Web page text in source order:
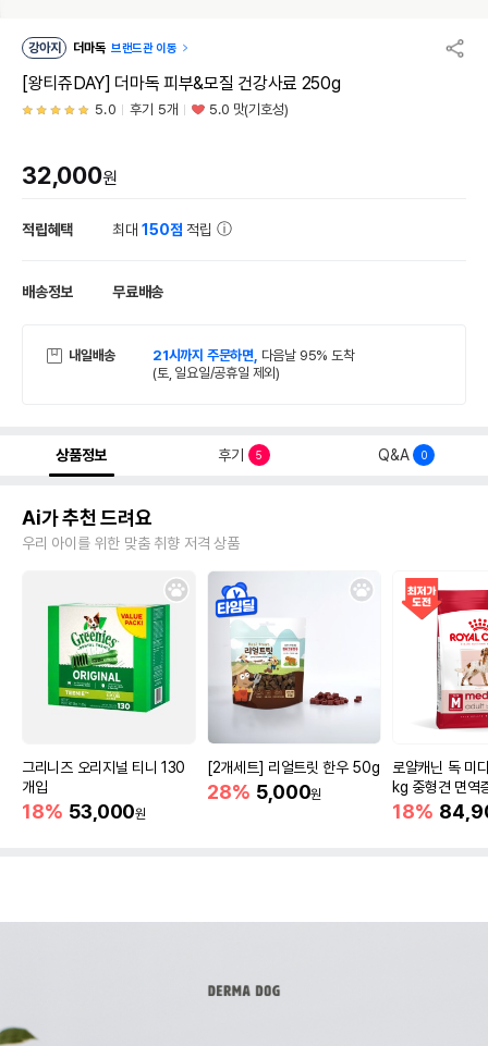
강아지 더마독 브랜드관 이동
[왕티쥬DAY] 더마독 피부&모질 건강사료 250g
5.0 후기 5개 5.0 맛(기호성)
32,000원
적립혜택 최대150점 적립
배송정보 무료배송
내일배송 21시까지 주문하면, 다음날 95% 도착
(토, 일요일/공휴일 제외)
상품정보 후기 5 Q&A 0
Ai가 추천 드려요
우리 아이를 위한 맞춤 취향 저격 상품
그리니즈 오리지널 티니 130
개입
18% 53,000원
[2개세트] 리얼트릿 한우 50g
28% 5,000원
로얄캐닌 독 미
kg 중형견 면역
18%